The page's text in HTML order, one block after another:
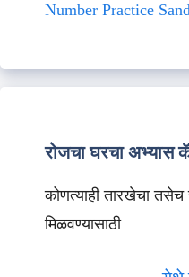
Number Practice
रोजचा घरचा अभ्यास
कोणत्याही तारखेचा
मिळवण्यासाठी